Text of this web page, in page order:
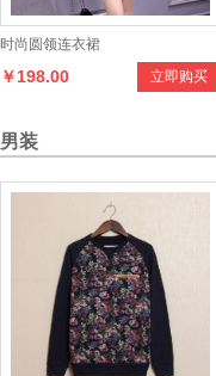
时尚圆领连衣裙
立即购买
￥198.00
男装